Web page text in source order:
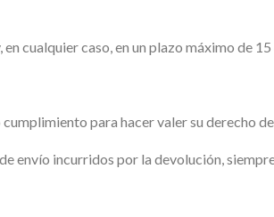
cualquier caso, en un plazo máximo de
para hacer valer su derecho
envío incurridos por la devolución,